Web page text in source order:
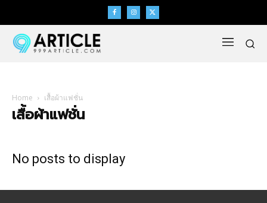
Home เสื้อผ้าแฟชั่น
เสื้อผ้าแฟชั่น
No posts to display